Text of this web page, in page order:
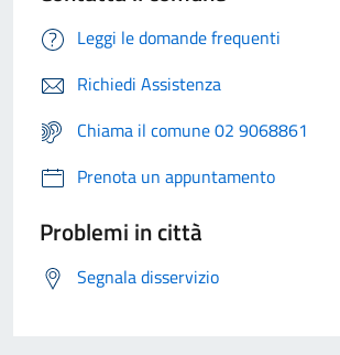
Leggi le domande frequenti
Richiedi Assistenza
Chiama il comune 02 9068861
Prenota un appuntamento
Problemi in città
Segnala disservizio